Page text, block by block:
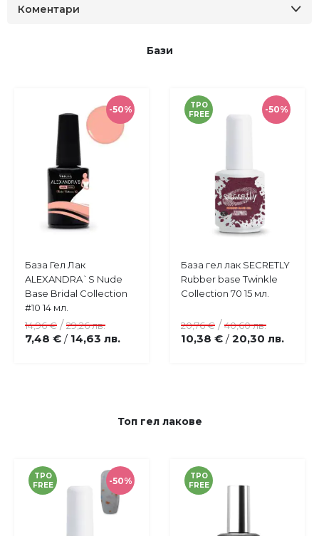
Коментари
Бази
-50%
Добави
в
любими
Купи
База Гел Лак
ALEXANDRA`S Nude
Base Bridal Collection
#10 14 мл.
7,48 € / 14,63 лв.
14,96 € / 29,26 лв.
-50%
TPO
FREE
Добави
в
любими
Купи
База гел лак SECRETLY
Rubber base Twinkle
Collection 70 15 мл.
10,38 € / 20,30 лв.
20,76 € / 40,60 лв.
Топ гел лакове
-50%
TPO
FREE
TPO
FREE